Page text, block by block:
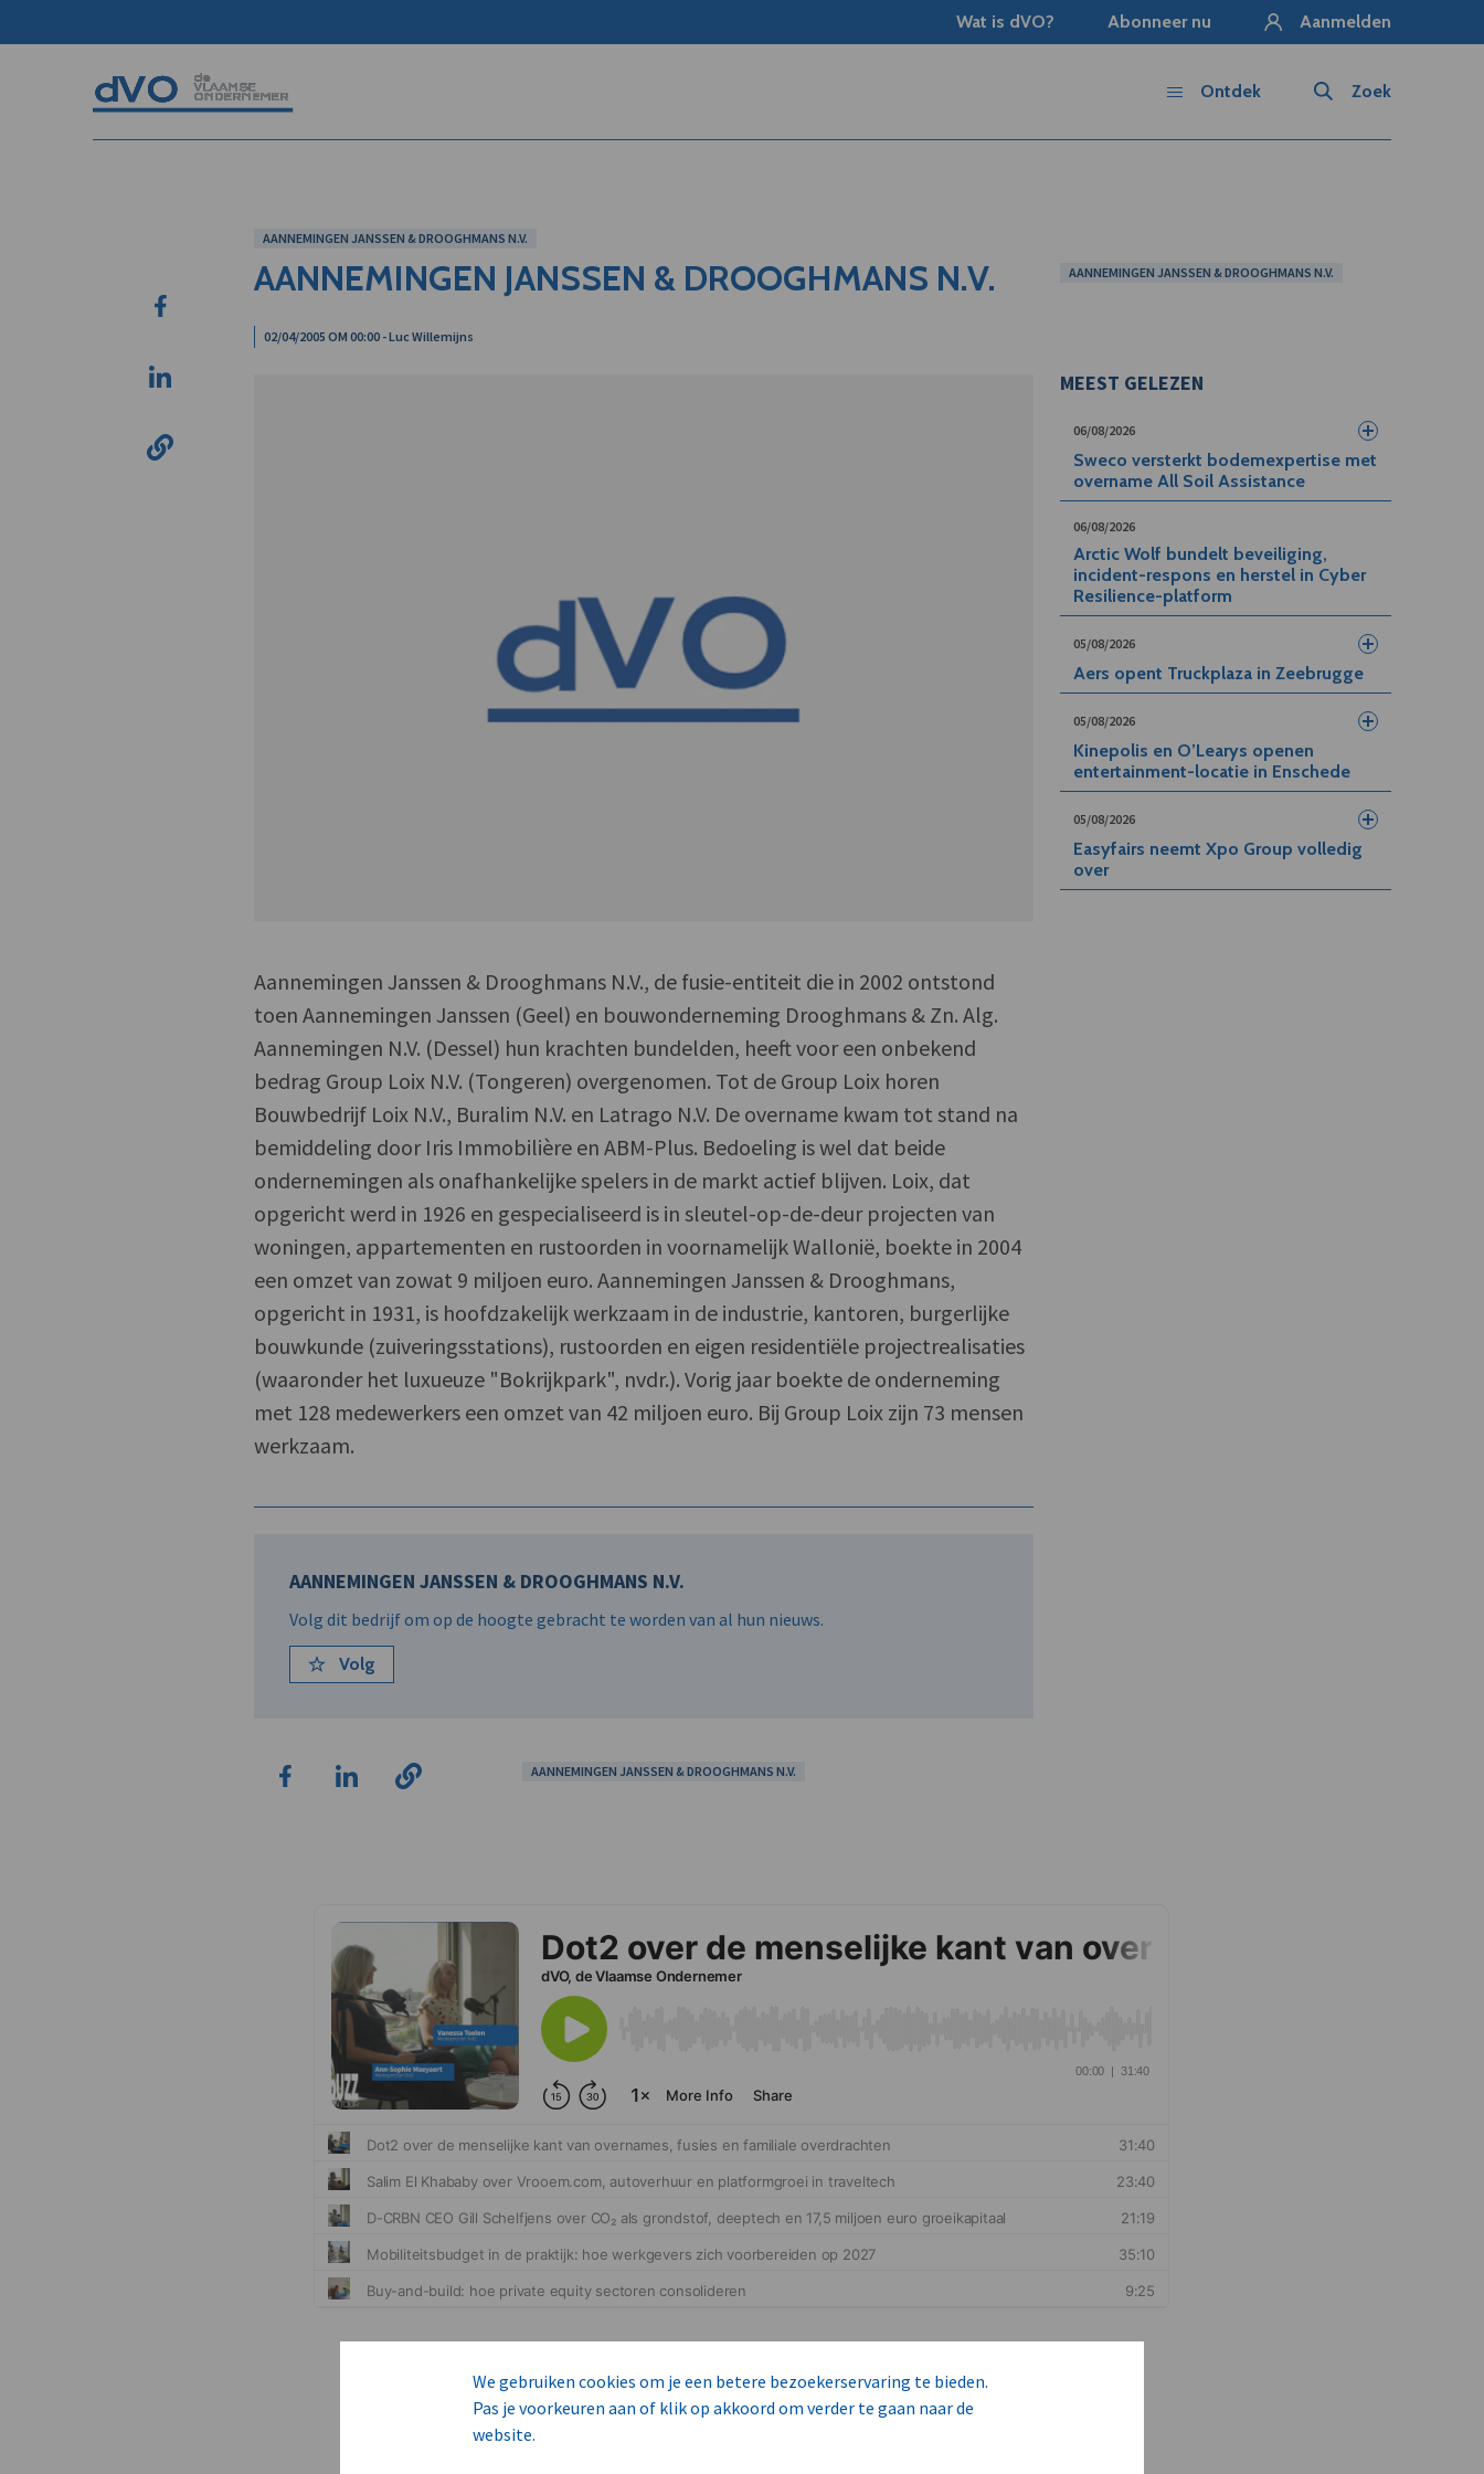
We gebruiken cookies om je een betere bezoekerservaring te bieden.
Pas je voorkeuren aan of klik op akkoord om verder te gaan naar de
website.
Wat is dVO? Abonneer nu Aanmelden
Zoek
Ontdek
AANNEMINGEN JANSSEN & DROOGHMANS N.V.
AANNEMINGEN JANSSEN & DROOGHMANS N.V.
02/04/2005 OM 00:00 - Luc Willemijns
Aannemingen Janssen & Drooghmans N.V., de fusie-entiteit die in 2002 ontstond
toen Aannemingen Janssen (Geel) en bouwonderneming Drooghmans & Zn. Alg.
Aannemingen N.V. (Dessel) hun krachten bundelden, heeft voor een onbekend
bedrag Group Loix N.V. (Tongeren) overgenomen. Tot de Group Loix horen
Bouwbedrijf Loix N.V., Buralim N.V. en Latrago N.V. De overname kwam tot stand na
bemiddeling door Iris Immobilière en ABM-Plus. Bedoeling is wel dat beide
ondernemingen als onafhankelijke spelers in de markt actief blijven. Loix, dat
opgericht werd in 1926 en gespecialiseerd is in sleutel-op-de-deur projecten van
woningen, appartementen en rustoorden in voornamelijk Wallonië, boekte in 2004
een omzet van zowat 9 miljoen euro. Aannemingen Janssen & Drooghmans,
opgericht in 1931, is hoofdzakelijk werkzaam in de industrie, kantoren, burgerlijke
bouwkunde (zuiveringsstations), rustoorden en eigen residentiële projectrealisaties
(waaronder het luxueuze "Bokrijkpark", nvdr.). Vorig jaar boekte de onderneming
met 128 medewerkers een omzet van 42 miljoen euro. Bij Group Loix zijn 73 mensen
werkzaam.
AANNEMINGEN JANSSEN & DROOGHMANS N.V.
MEEST GELEZEN
06/08/2026
Sweco versterkt bodemexpertise met
overname All Soil Assistance
06/08/2026
Arctic Wolf bundelt beveiliging,
incident-respons en herstel in Cyber
Resilience-platform
05/08/2026
Aers opent Truckplaza in Zeebrugge
05/08/2026
Kinepolis en O’Learys openen
entertainment-locatie in Enschede
05/08/2026
Easyfairs neemt Xpo Group volledig
over
AANNEMINGEN JANSSEN & DROOGHMANS N.V.
Volg dit bedrijf om op de hoogte gebracht te worden van al hun nieuws.
Volg
AANNEMINGEN JANSSEN & DROOGHMANS N.V.